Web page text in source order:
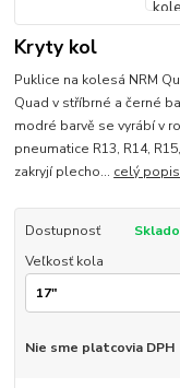
Kryty kol
Puklice na kolesá NRM
Quad v stříbrné a černé
modré barvě se vyrábí v
pneumatice R13, R14,
zakryjí plecho... celý popis
Dostupnosť
Veľkosť kola
Nie sme platcovia DPH